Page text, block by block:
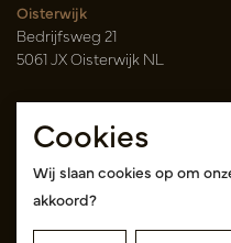
Oisterwijk
Bedrijfsweg 21
5061 JX Oisterwijk NL
Openingstijden
Maandag t/m vrijdag 09.00-
(uitsluitend op afspraak)
Cash & Carry Tica Aalsmeer
Randweg 155
Cookies
Wij slaan cookies op om
akkoord?